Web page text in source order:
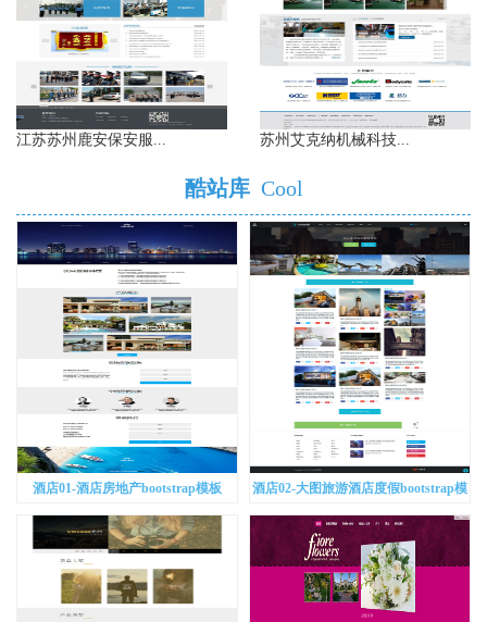
江苏苏州鹿安保安服... 苏州艾克纳机械科技...
酷站库 Cool
酒店01-酒店房地产bootstrap模板
酒店02-大图旅游酒店度假bootstrap模
板